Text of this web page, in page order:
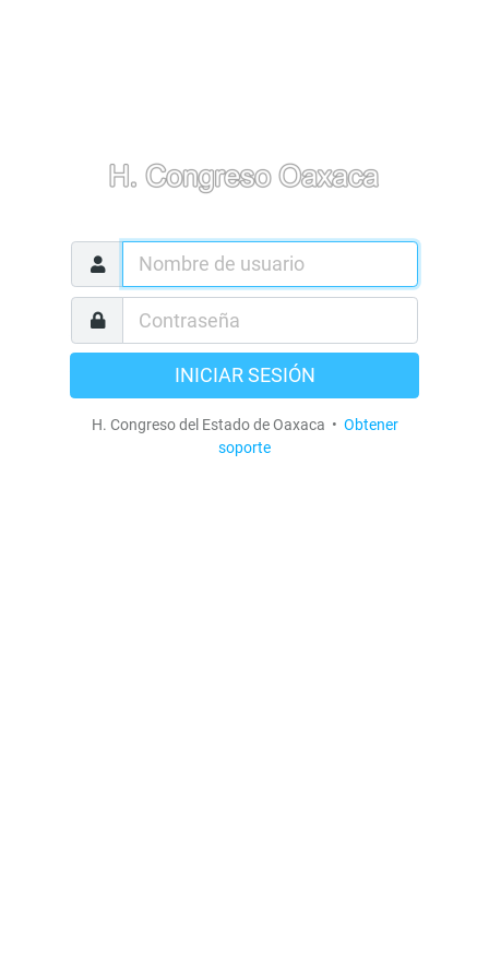
INICIAR SESIÓN
H. Congreso del Estado de Oaxaca • Obtener
soporte